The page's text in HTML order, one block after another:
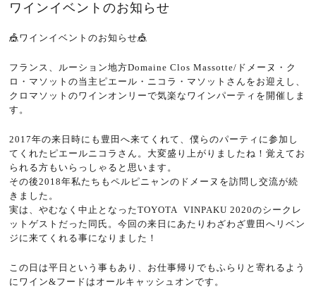
ワインイベントのお知らせ
🎪ワインイベントのお知らせ🎪
フランス、ルーション地方Domaine Clos Massotte/ ドメーヌ・ク
ロ・マソットの当主ピエール・ニコラ・マソットさんをお迎えし、
クロマソットのワインオンリーで気楽なワインパーティを開催しま
す。
2017年の来日時にも豊田へ来てくれて、僕らのパーティに参加し
てくれたピエールニコラさん。大変盛り上がりましたね！覚えてお
られる方もいらっしゃると思います。
その後2018年私たちもペルピニャンのドメーヌを訪問し交流が続
きました。
実は、やむなく中止となったTOYOTA VINPAKU 2020のシークレ
ットゲストだった同氏。今回の来日にあたりわざわざ豊田へリベン
ジに来てくれる事になりました！
この日は平日という事もあり、お仕事帰りでもふらりと寄れるよう
にワイン&フードはオールキャッシュオンです。